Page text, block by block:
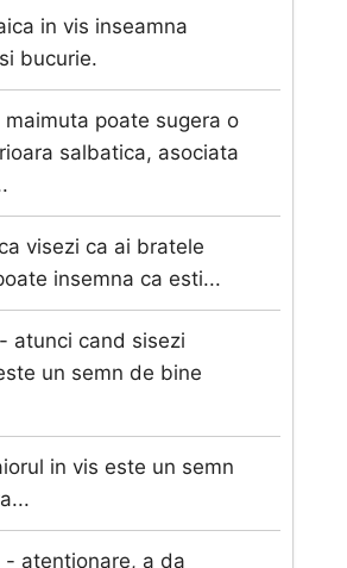
in vis inseamna
bucurie.
maimuta poate sugera o
salbatica, asociata
visezi ca ai bratele
insemna ca esti...
- atunci cand sisezi
un semn de bine
in vis este un semn
- atentionare, a da